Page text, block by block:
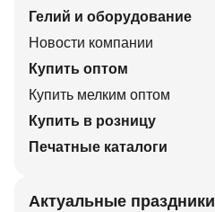
Гелий и оборудование
Новости компании
Купить оптом
Купить мелким оптом
Купить в розницу
Печатные каталоги
Актуальные праздники